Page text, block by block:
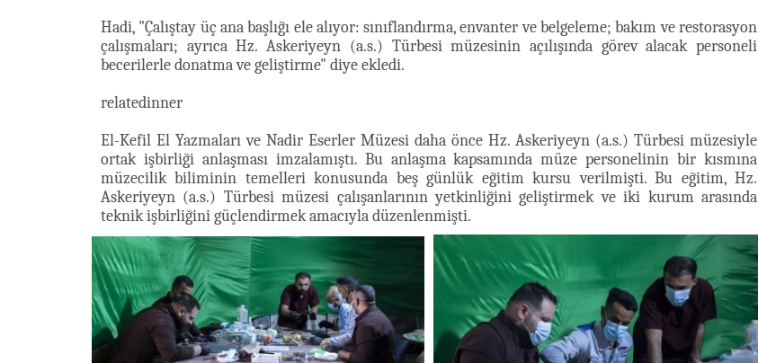
Hadi, "Çalıştay üç ana başlığı ele alıyor: sınıflandırma, envanter ve belgeleme; bakım ve restorasyon
çalışmaları; ayrıca Hz. Askeriyeyn (a.s.) Türbesi müzesinin açılışında görev alacak personeli
becerilerle donatma ve geliştirme" diye ekledi.
relatedinner
El-Kefil El Yazmaları ve Nadir Eserler Müzesi daha önce Hz. Askeriyeyn (a.s.) Türbesi müzesiyle
ortak işbirliği anlaşması imzalamıştı. Bu anlaşma kapsamında müze personelinin bir kısmına
müzecilik biliminin temelleri konusunda beş günlük eğitim kursu verilmişti. Bu eğitim, Hz.
Askeriyeyn (a.s.) Türbesi müzesi çalışanlarının yetkinliğini geliştirmek ve iki kurum arasında
teknik işbirliğini güçlendirmek amacıyla düzenlenmişti.